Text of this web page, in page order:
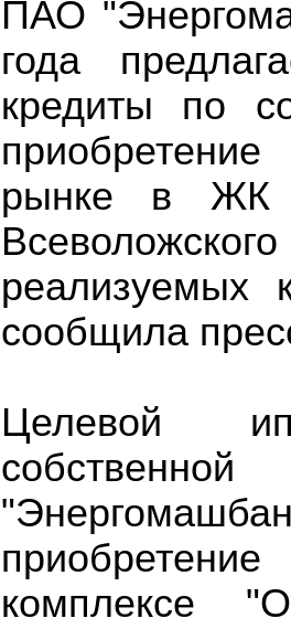
ПАО
года
кредиты по
рынке в ЖК
реализуемых
сообщила
Целевой
комплексе